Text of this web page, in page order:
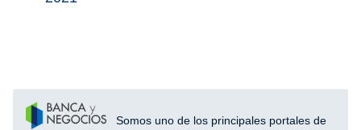
Somos uno de los principales portales de